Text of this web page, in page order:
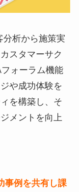
分析から施策実
スタマーサク
ォーラム機能
や成功体験を
を構築し、そ
メントを向上
事例を共有し課